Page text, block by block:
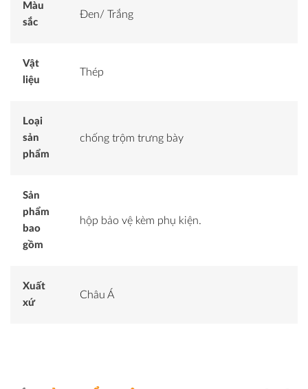
Màu
sắc
Đen/ Trắng
Vật
liệu
Thép
Loại
sản
phẩm
chống trộm trưng bày
Sản
phẩm
bao
gồm
hộp bảo vệ kèm phụ kiện.
Xuất
xứ
Châu Á